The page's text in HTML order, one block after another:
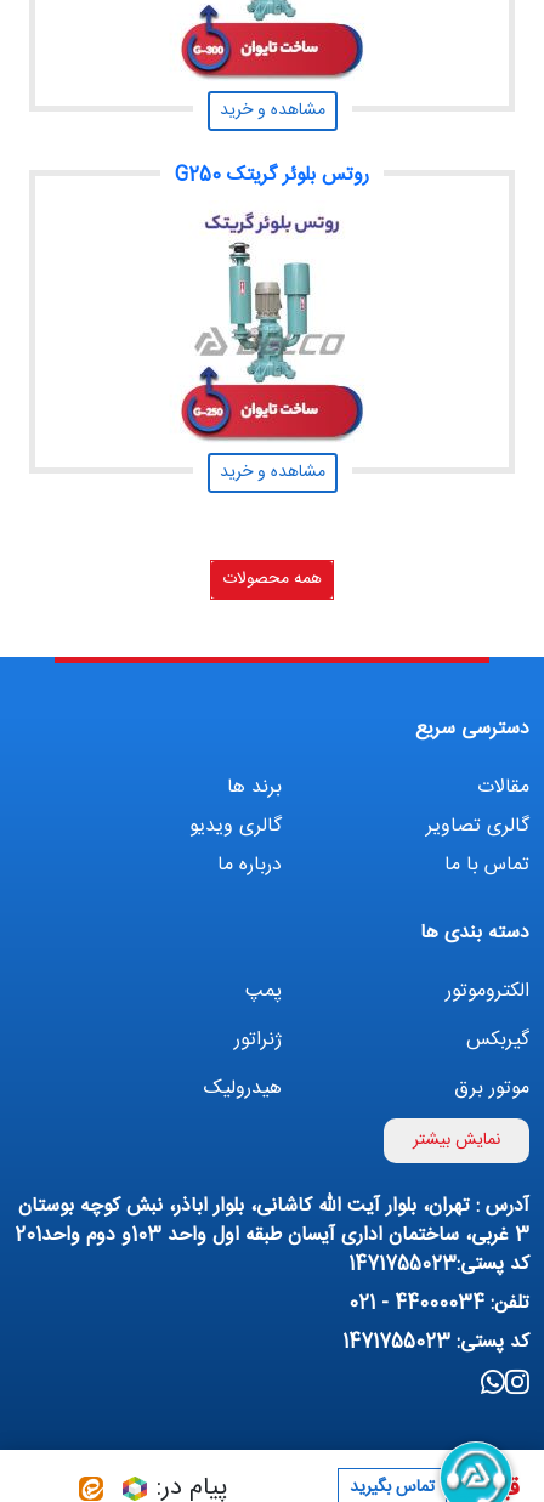
قیمت : تماس بگیرید پیام در:
مشاهده و خرید
روتس بلوئر گریتک G250
مشاهده و خرید
همه محصولات
دسترسی سریع
مقالات
برند ها
گالری تصاویر
گالری ویدیو
تماس با ما
درباره ما
دسته بندی ها
الکتروموتور
پمپ
گیربکس
ژنراتور
موتور برق
هیدرولیک
اینورتر
تهویه مطبوع
پمپ هواده
پمپ وکیوم
فیلتراسیون و تصفیه
منبع آب (تانکر آب)
مواد شیمیایی
نمایش بیشتر
آدرس : تهران، بلوار آیت الله کاشانی، بلوار اباذر، نبش کوچه بوستان
3 غربی، ساختمان اداری آیسان طبقه اول واحد 103و دوم واحد201
کد پستی:1471755023
تلفن: 44000034 - 021
کد پستی: 1471755023